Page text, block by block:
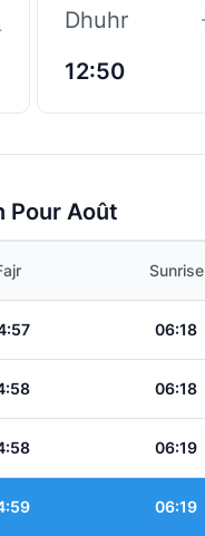
Dhuhr
12:50
Pour Août
Sunrise
06:18
06:18
06:19
06:19